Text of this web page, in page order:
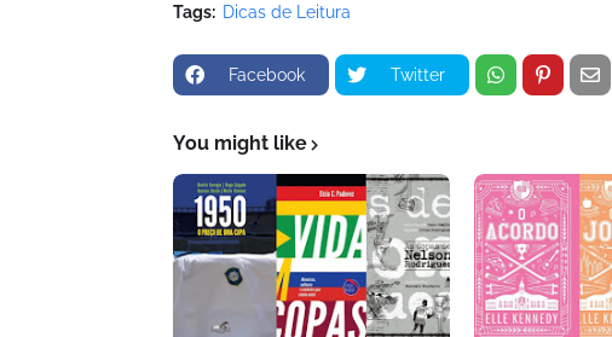
Tags: Dicas de Leitura
Facebook Twitter
You might like